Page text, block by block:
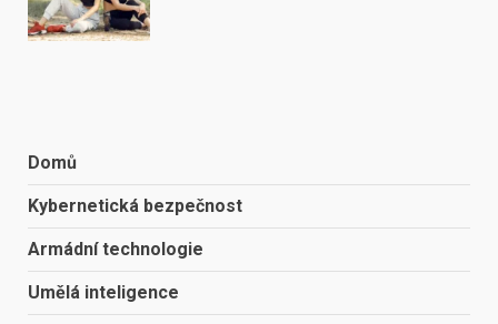
Domů
Kybernetická bezpečnost
Armádní technologie
Umělá inteligence